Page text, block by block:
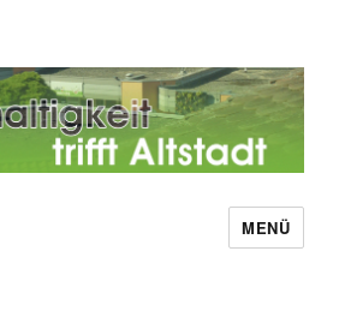
MENÜ